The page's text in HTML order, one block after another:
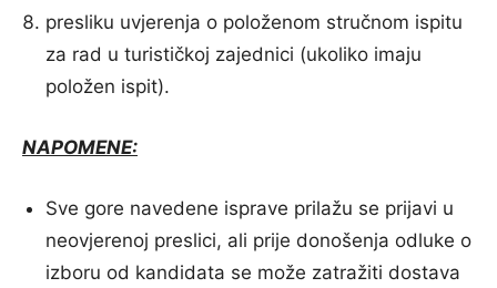
presliku uvjerenja o položenom stručnom ispitu
za rad u turističkoj zajednici (ukoliko imaju
položen ispit).
NAPOMENE:
Sve gore navedene isprave prilažu se prijavi u
neovjerenoj preslici, ali prije donošenja odluke o
izboru od kandidata se može zatražiti dostava